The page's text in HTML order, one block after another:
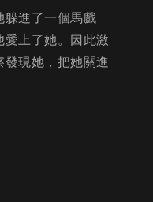
躲進了一個馬戲
上了她。因此激
現她，把她關進